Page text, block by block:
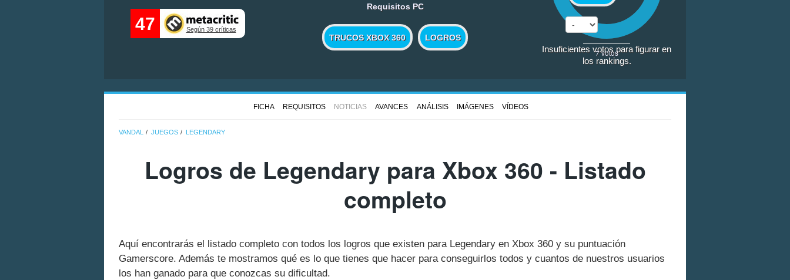
47 Según 39 críticas
Requisitos PC
TRUCOS XBOX 360 LOGROS
7votos
Insuficientes votos para figurar en
los rankings.
FICHA REQUISITOS NOTICIAS AVANCES ANÁLISIS IMÁGENES VÍDEOS
VANDAL JUEGOS LEGENDARY
Logros de Legendary para Xbox 360 - Listado
completo
Aquí encontrarás el listado completo con todos los logros que existen para Legendary en Xbox 360 y su puntuación
Gamerscore. Además te mostramos qué es lo que tienes que hacer para conseguirlos todos y cuantos de nuestros usuarios
los han ganado para que conozcas su dificultad.